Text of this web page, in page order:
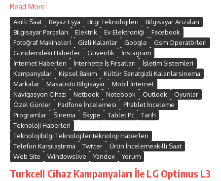
Read More
Akıllı Saat Beyaz Eşya Bilgi Teknolojileri
Bilgisayar Arızaları
Bilgisayar Parçaları
Elektrik Ev Elektroniği
Facebook
Fotoğraf Makineleri
Gizli Kalanlar Google
Gsm Operatörleri
Gündemdeki Haberler
Güvenlik
İnstagram
İnternet Haberleri
İnternette İş Fırsatları
İşletim Sistemleri
Kampanyalar
Kişisel Bakım
Kültür Sanatgizli Kalanlarsinema
Markalar
Masaüstü Bilgisayar
Mobil İnternet
Navigasyon Cihazı
Netbook Notebook Outlook
Oyunlar
Özel Günler
Padfone İncelemesi
Phablet İnceleme
Programlar
Sinema Skype Tablet Pc
Tarih
Teknoloji Haberleri
Teknolojibilgi Teknolojileriteknoloji Haberleri
Telefon Karşılaştırma
Twitter
Ürün İncelemeakıllı Saat
Web Site
Windowslive Yandex Yorum
Turkcell Cihaz Kampanyaları İle LG Optimus L3